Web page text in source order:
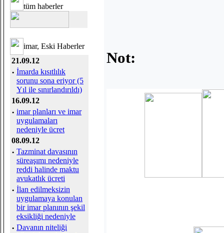
tüm haberler
imar, Eski Haberler
21.09.12
· İmarda kısıtlılık
sorunu sona eriyor (5
Yıl ile sınırlandırıldı)
16.09.12
· imar planları ve imar
uygulamaları
nedeniyle ücret
08.09.12
· Tazminat davasının
süreaşımı nedeniyle
reddi halinde maktu
avukatlık ücreti
· İlan edilmeksizin
uygulamaya konulan
bir imar planının şekil
eksikliği nedeniyle
· Davanın niteliği
Not: